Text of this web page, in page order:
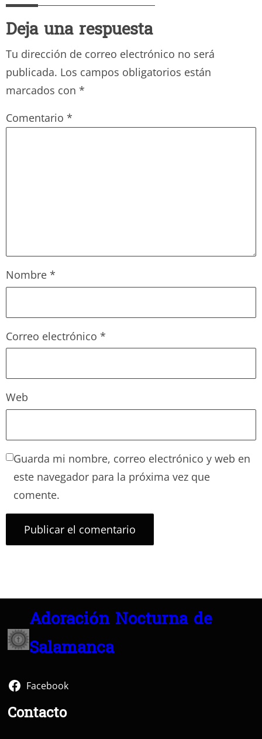
Deja una respuesta
Tu dirección de correo electrónico no será
publicada. Los campos obligatorios están
marcados con *
Comentario *
Nombre *
Correo electrónico *
Web
Guarda mi nombre, correo electrónico y web en
este navegador para la próxima vez que
comente.
Adoración Nocturna de
Salamanca
Facebook
Contacto